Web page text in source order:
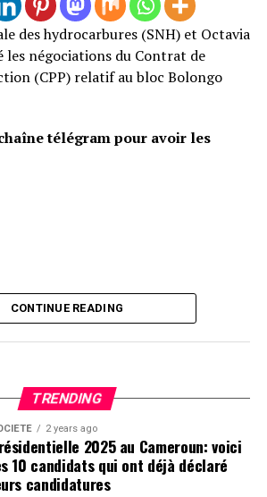
des hydrocarbures (SNH) et Octavia
les négociations du Contrat de
(CPP) relatif au bloc Bolongo
télégram pour avoir les
CONTINUE READING
TRENDING
2 years ago
2025 au Cameroun: voici
10 candidats qui ont déjà déclaré
candidatures